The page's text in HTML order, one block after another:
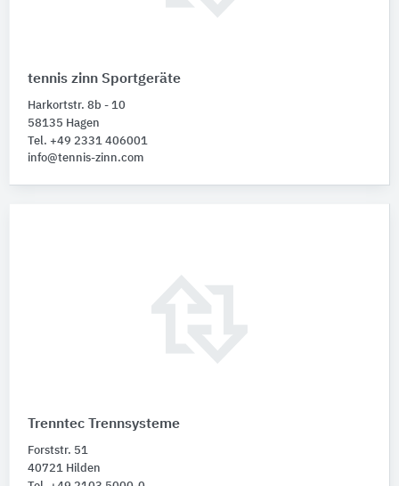
tennis zinn Sportgeräte
Harkortstr. 8b - 10
58135 Hagen
Tel. +49 2331 406001
info@tennis-zinn.com
Trenntec Trennsysteme
Forststr. 51
40721 Hilden